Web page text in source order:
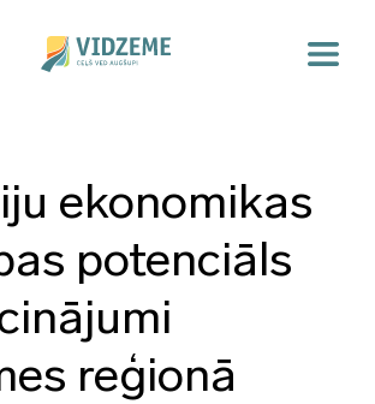
ekonomikas
potenciāls
reģionā